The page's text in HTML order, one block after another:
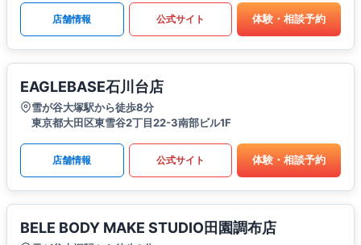
店舗情報 公式サイト 体験・相談予約
EAGLEBASE石川台店
雪が谷大塚駅から徒歩8分
東京都大田区東雪谷2丁目22-3南部ビル1F
店舗情報 公式サイト 体験・相談予約
BELE BODY MAKE STUDIO田園調布店